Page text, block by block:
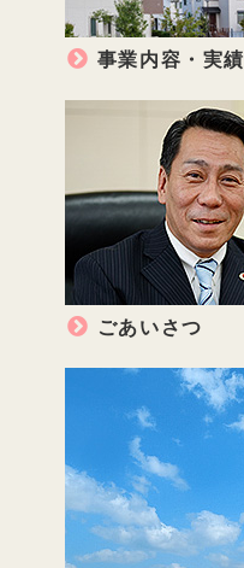
事業内容・実績
ごあいさつ